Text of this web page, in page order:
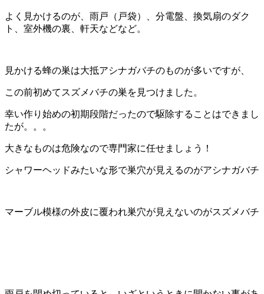
よく見かけるのが、雨戸（戸袋）、分電盤、換気扇のダク
ト、室外機の裏、軒天などなど。
見かける蜂の巣は大抵アシナガバチのものが多いですが、
この前初めてスズメバチの巣を見つけました。
幸い作り始めの初期段階だったので駆除することはできまし
たが。。。
大きなものは危険なので専門家に任せましょう！
シャワーヘッドみたいな形で巣穴が見えるのがアシナガバチ
マーブル模様の外皮に覆われ巣穴が見えないのがスズメバチ